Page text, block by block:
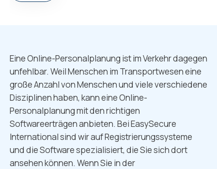
Eine Online-Personalplanung ist im Verkehr dagegen
unfehlbar. Weil Menschen im Transportwesen eine
große Anzahl von Menschen und viele verschiedene
Disziplinen haben, kann eine Online-
Personalplanung mit den richtigen
Softwareerträgen anbieten. Bei EasySecure
International sind wir auf Registrierungssysteme
und die Software spezialisiert, die Sie sich dort
ansehen können. Wenn Sie in der